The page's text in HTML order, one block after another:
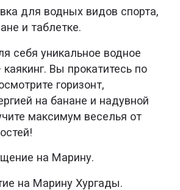
для водных видов спорта,
и таблетке.
себя уникальное водное
Вы прокатитесь по
горизонт,
на банане и надувной
максимум веселья от
на Марину.
на Марину Хургады.